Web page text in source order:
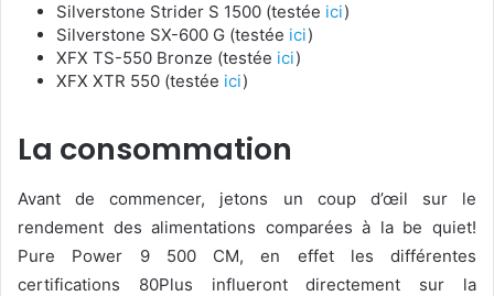
Silverstone Strider S 1500 (testée ici)
Silverstone SX-600 G (testée ici)
XFX TS-550 Bronze (testée ici)
XFX XTR 550 (testée ici)
La consommation
Avant de commencer, jetons un coup d’œil sur le
rendement des alimentations comparées à la be quiet!
Pure Power 9 500 CM, en effet les différentes
certifications 80Plus influeront directement sur la